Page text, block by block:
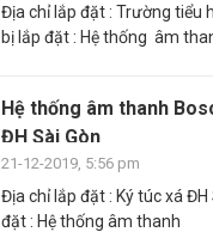
Địa chỉ lắp đặt : Trường tiểu
bị lắp đặt : Hệ thống âm
Hệ thống âm thanh
ĐH Sài Gòn
21-12-2019, 5:56 pm
Địa chỉ lắp đặt : Ký túc xá ĐH
đặt : Hệ thống âm thanh